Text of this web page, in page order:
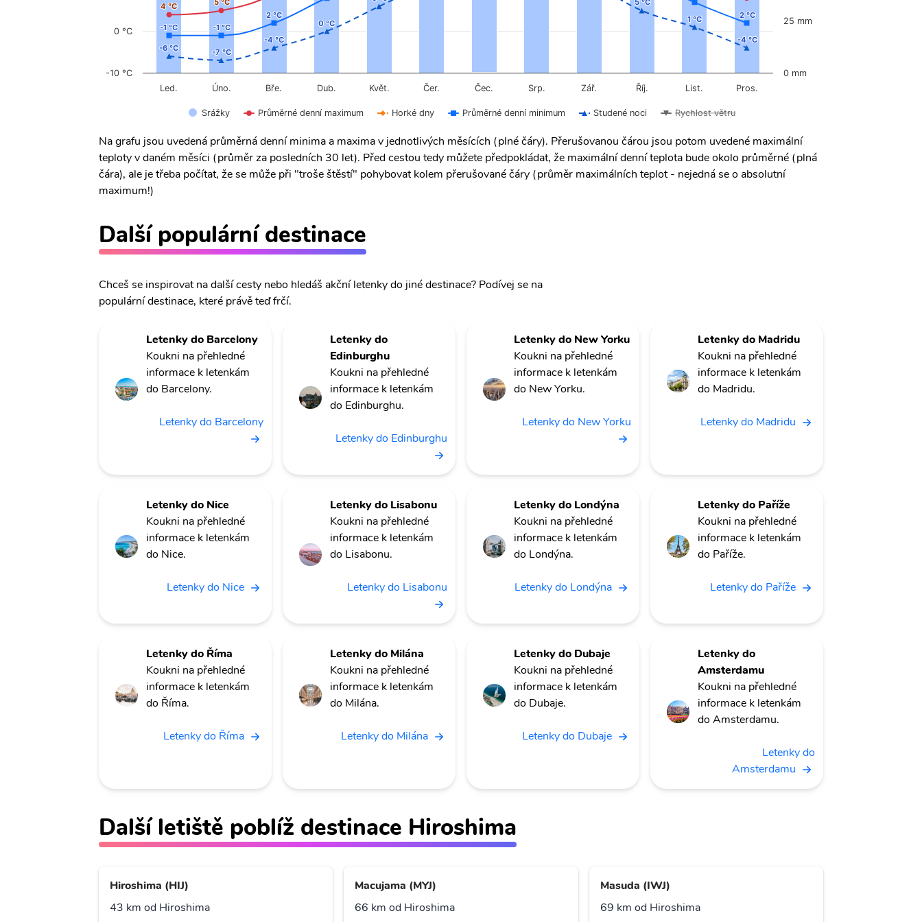
4 °C
4 °C 5 °C
5 °C
-1 °C
-1 °C -1 °C
-1 °C
2 °C
2 °C 2 °C
2 °C
-6 °C
-6 °C -7 °C
-7 °C
-4 °C
-4 °C
0 °C
0 °C
5 °C
5 °C
1 °C
1 °C
-4 °C
-4 °C
Srážky Průměrné denní maximum Horké dny Průměrné denní minimum Studené noci Rychlost větru
Led. Úno. Bře. Dub. Květ. Čer. Čec. Srp. Zář. Říj. List. Pros.
-10 °C
0 °C
0 mm
25 mm
Na grafu jsou uvedená průměrná denní minima a maxima v jednotlivých měsících (plné čáry). Přerušovanou čárou jsou potom uvedené maximální
teploty v daném měsíci (průměr za posledních 30 let). Před cestou tedy můžete předpokládat, že maximální denní teplota bude okolo průměrné (plná
čára), ale je třeba počítat, že se může při "troše štěstí" pohybovat kolem přerušované čáry (průměr maximálních teplot - nejedná se o absolutní
maximum!)
Další populární destinace
Chceš se inspirovat na další cesty nebo hledáš akční letenky do jiné destinace? Podívej se na
populární destinace, které právě teď frčí.
Letenky do Barcelony
Koukni na přehledné
informace k letenkám
do Barcelony.
Letenky do Barcelony
Letenky do
Edinburghu
Koukni na přehledné
informace k letenkám
do Edinburghu.
Letenky do Edinburghu
Letenky do New Yorku
Koukni na přehledné
informace k letenkám
do New Yorku.
Letenky do New Yorku
Letenky do Madridu
Koukni na přehledné
informace k letenkám
do Madridu.
Letenky do Madridu
Letenky do Nice
Koukni na přehledné
informace k letenkám
do Nice.
Letenky do Nice
Letenky do Lisabonu
Koukni na přehledné
informace k letenkám
do Lisabonu.
Letenky do Lisabonu
Letenky do Londýna
Koukni na přehledné
informace k letenkám
do Londýna.
Letenky do Londýna
Letenky do Paříže
Koukni na přehledné
informace k letenkám
do Paříže.
Letenky do Paříže
Letenky do Říma
Koukni na přehledné
informace k letenkám
do Říma.
Letenky do Říma
Letenky do Milána
Koukni na přehledné
informace k letenkám
do Milána.
Letenky do Milána
Letenky do Dubaje
Koukni na přehledné
informace k letenkám
do Dubaje.
Letenky do Dubaje
Letenky do
Amsterdamu
Koukni na přehledné
informace k letenkám
do Amsterdamu.
Letenky do
Amsterdamu
Další letiště poblíž destinace Hiroshima
Hiroshima (HIJ)
43 km od Hiroshima
Macujama (MYJ)
66 km od Hiroshima
Masuda (IWJ)
69 km od Hiroshima